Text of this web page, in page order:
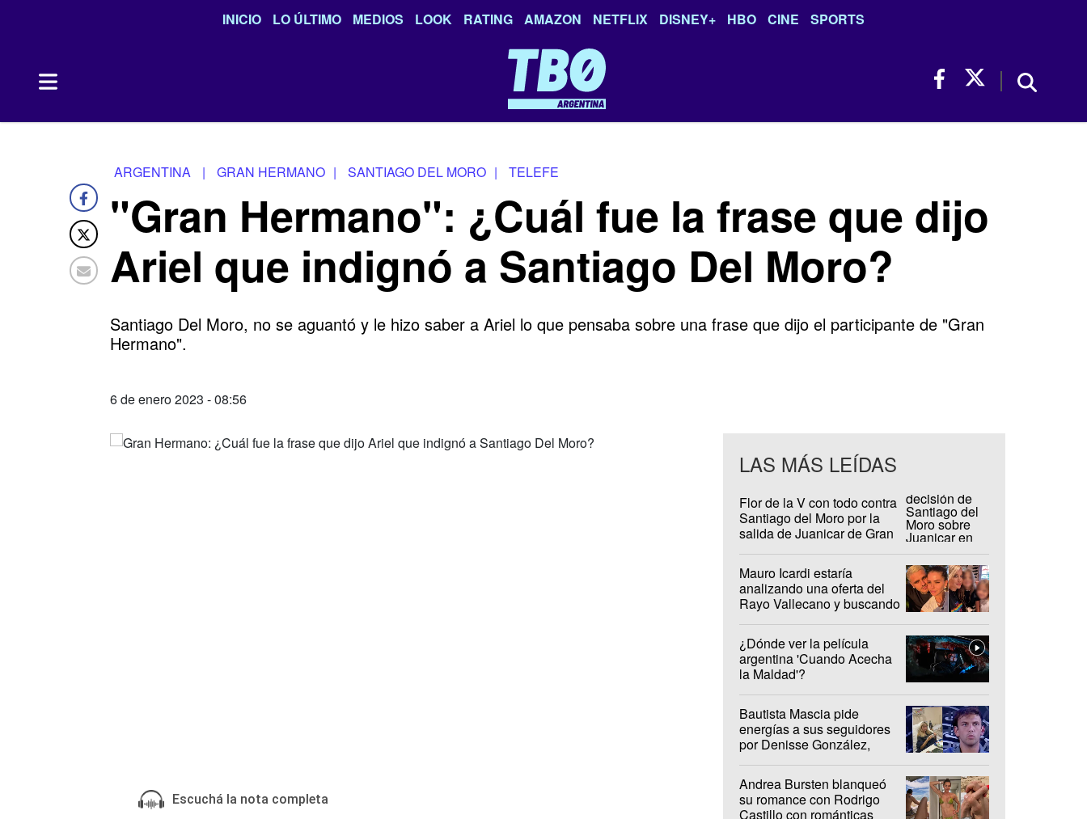
INICIO LO ÚLTIMO MEDIOS LOOK RATING AMAZON NETFLIX DISNEY+ HBO CINE SPORTS
ARGENTINA | GRAN HERMANO | SANTIAGO DEL MORO | TELEFE
"Gran Hermano": ¿Cuál fue la frase que dijo
Ariel que indignó a Santiago Del Moro?
Santiago Del Moro, no se aguantó y le hizo saber a Ariel lo que pensaba sobre una frase que dijo el participante de "Gran
Hermano".
6 de enero 2023 - 08:56
Escuchá la nota completa
LAS MÁS LEÍDAS
Flor de la V con todo contra
Santiago del Moro por la
salida de Juanicar de Gran
Mauro Icardi estaría
analizando una oferta del
Rayo Vallecano y buscando
¿Dónde ver la película
argentina 'Cuando Acecha
la Maldad'?
Bautista Mascia pide
energías a sus seguidores
por Denisse González,
Andrea Bursten blanqueó
su romance con Rodrigo
Castillo con románticas